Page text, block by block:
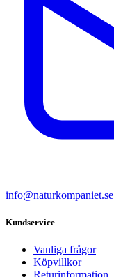
info@naturkompaniet.se
Kundservice
Vanliga frågor
Köpvillkor